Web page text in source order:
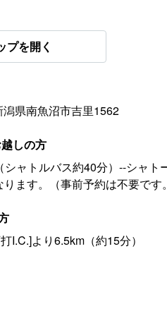
プを開く
県南魚沼市吉里1562
しの方
シャトルバス約40分）--シャト
ます。（事前予約は不要で
I.C.]より6.5km（約15分）